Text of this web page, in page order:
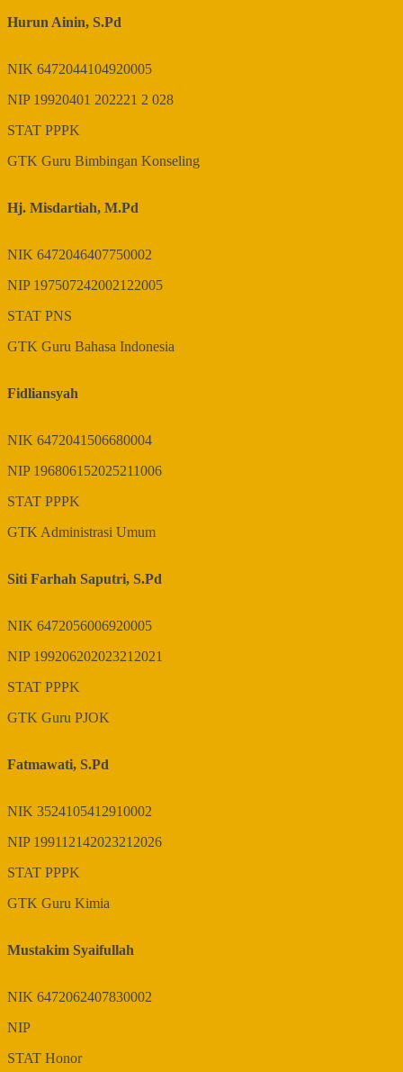
Hurun Ainin, S.Pd
NIK 6472044104920005
NIP 19920401 202221 2 028
STAT PPPK
GTK Guru Bimbingan Konseling
Hj. Misdartiah, M.Pd
NIK 6472046407750002
NIP 197507242002122005
STAT PNS
GTK Guru Bahasa Indonesia
Fidliansyah
NIK 6472041506680004
NIP 196806152025211006
STAT PPPK
GTKAdministrasi Umum
Siti Farhah Saputri, S.Pd
NIK 6472056006920005
NIP 199206202023212021
STAT PPPK
GTK Guru PJOK
Fatmawati, S.Pd
NIK 3524105412910002
NIP 199112142023212026
STAT PPPK
GTK Guru Kimia
Mustakim Syaifullah
NIK 6472062407830002
NIP
STAT Honor